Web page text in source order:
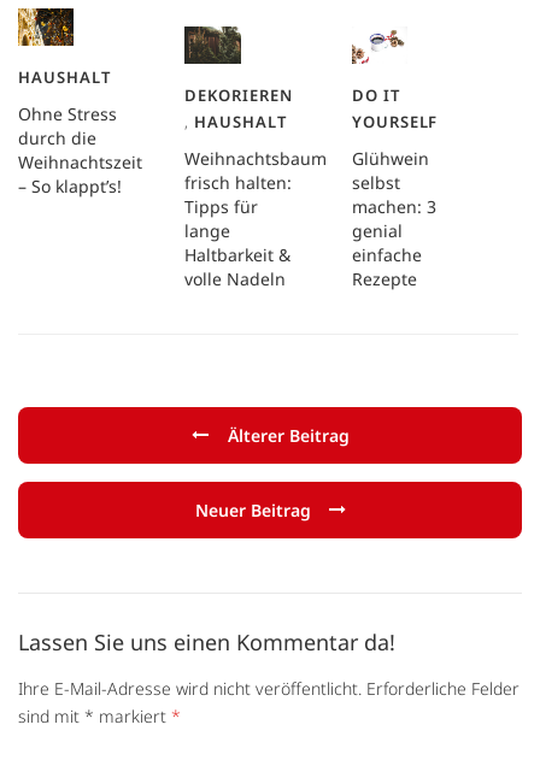
Ohne Stress
durch die
Weihnachtszeit
– So klappt’s!
HAUSHALT
Weihnachtsbaum
frisch halten:
Tipps für
lange
Haltbarkeit &
volle Nadeln
DEKORIEREN
, HAUSHALT
Glühwein
selbst
machen: 3
genial
einfache
Rezepte
DO IT
YOURSELF
Älterer Beitrag
Neuer Beitrag
Lassen Sie uns einen Kommentar da!
Ihre E-Mail-Adresse wird nicht veröffentlicht. Erforderliche Felder
sind mit * markiert *